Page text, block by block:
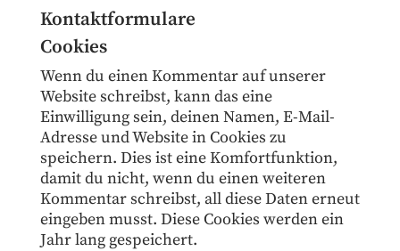
Kontaktformulare
Cookies
Wenn du einen Kommentar auf unserer
Website schreibst, kann das eine
Einwilligung sein, deinen Namen, E-Mail-
Adresse und Website in Cookies zu
speichern. Dies ist eine Komfortfunktion,
damit du nicht, wenn du einen weiteren
Kommentar schreibst, all diese Daten erneut
eingeben musst. Diese Cookies werden ein
Jahr lang gespeichert.